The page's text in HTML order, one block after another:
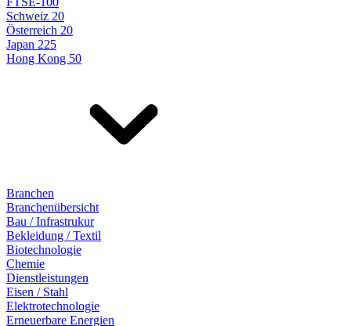
Schweiz 20
Österreich 20
Japan 225
Hong Kong 50
Branchen
Branchenübersicht
Bau / Infrastrukur
Bekleidung / Textil
Biotechnologie
Chemie
Dienstleistungen
Eisen / Stahl
Elektrotechnologie
Erneuerbare Energien